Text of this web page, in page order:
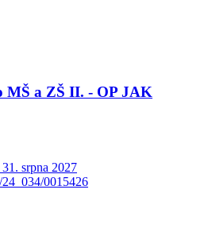
MŠ a ZŠ II. - OP JAK
srpna 2027
0015426